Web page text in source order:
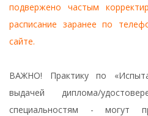
подвержено частым
расписание заранее по
сайте.
ВАЖНО! Практику по
выдачей диплома/
специальностям - могут